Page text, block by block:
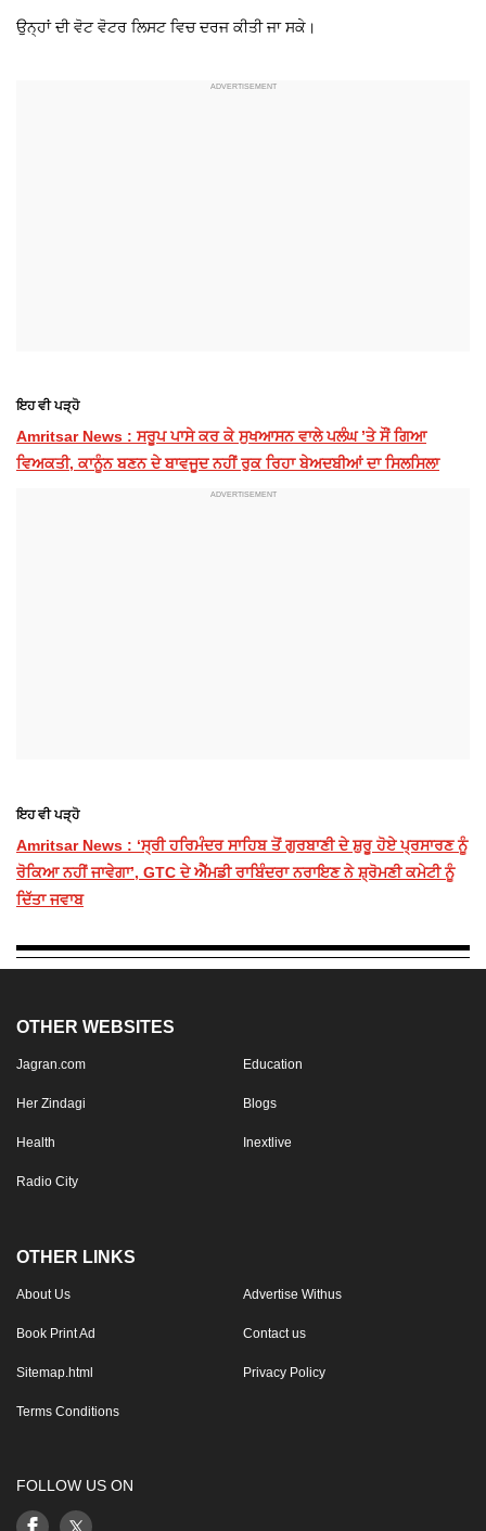
ਉਨ੍ਹਾਂ ਦੀ ਵੋਟ ਵੋਟਰ ਲਿਸਟ ਵਿਚ ਦਰਜ ਕੀਤੀ ਜਾ ਸਕੇ।
ਇਹ ਵੀ ਪੜ੍ਹੋ
Amritsar News : ਸਰੂਪ ਪਾਸੇ ਕਰ ਕੇ ਸੁਖਆਸਨ ਵਾਲੇ ਪਲੰਘ ’ਤੇ ਸੌਂ ਗਿਆ
ਵਿਅਕਤੀ, ਕਾਨੂੰਨ ਬਣਨ ਦੇ ਬਾਵਜੂਦ ਨਹੀਂ ਰੁਕ ਰਿਹਾ ਬੇਅਦਬੀਆਂ ਦਾ ਸਿਲਸਿਲਾ
ਇਹ ਵੀ ਪੜ੍ਹੋ
Amritsar News : ‘ਸ੍ਰੀ ਹਰਿਮੰਦਰ ਸਾਹਿਬ ਤੋਂ ਗੁਰਬਾਣੀ ਦੇ ਸ਼ੁਰੂ ਹੋਏ ਪ੍ਰਸਾਰਣ ਨੂੰ
ਰੋਕਿਆ ਨਹੀਂ ਜਾਵੇਗਾ’, GTC ਦੇ ਐੱਮਡੀ ਰਾਬਿੰਦਰਾ ਨਰਾਇਣ ਨੇ ਸ਼੍ਰੋਮਣੀ ਕਮੇਟੀ ਨੂੰ
ਦਿੱਤਾ ਜਵਾਬ
OTHER WEBSITES
Jagran.com Education
Her Zindagi Blogs
Health Inextlive
Radio City
OTHER LINKS
About Us Advertise Withus
Book Print Ad Contact us
Sitemap.html Privacy Policy
Terms Conditions
FOLLOW US ON